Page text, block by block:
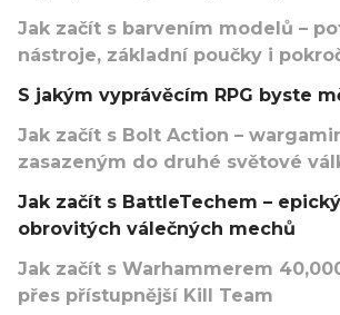
Jak začít s barvením modelů –
nástroje, základní poučky i
S jakým vyprávěcím RPG byste
Jak začít s Bolt Action –
zasazeným do druhé světové
Jak začít s BattleTechem –
obrovitých válečných mechů
Jak začít s Warhammerem
přes přístupnější Kill Team